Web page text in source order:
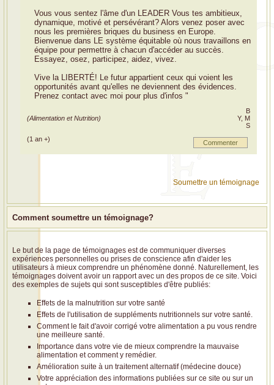
Vous vous sentez l'âme d'un LEADER Vous tes ambitieux,
dynamique, motivé et persévérant? Alors venez poser avec
nous les premières briques du business en Europe.
Bienvenue dans LE système équitable où nous travaillons en
équipe pour permettre à chacun d'accéder au succès.
Essayez, osez, participez, aidez, vivez.
Vive la LIBERTÉ! Le futur appartient ceux qui voient les
opportunités avant qu'elles ne deviennent des évidences.
Prenez contact avec moi pour plus d'infos "
(Alimentation et Nutrition)
B
Y, M
S
(1 an +)
Commenter
Soumettre un témoignage
Comment soumettre un témoignage?
Le but de la page de témoignages est de communiquer diverses
expériences personnelles ou prises de conscience afin d'aider les
utilisateurs à mieux comprendre un phénomène donné. Naturellement, les
témoignages doivent avoir un rapport avec un des propos de ce site. Voici
des exemples de sujets qui sont susceptibles d'être publiés:
Effets de la malnutrition sur votre santé
Effets de l'utilisation de suppléments nutritionnels sur votre santé.
Comment le fait d'avoir corrigé votre alimentation a pu vous rendre
une meilleure santé.
Importance dans votre vie de mieux comprendre la mauvaise
alimentation et comment y remédier.
Amélioration suite à un traitement alternatif (médecine douce)
Votre appréciation des informations publiées sur ce site ou sur un